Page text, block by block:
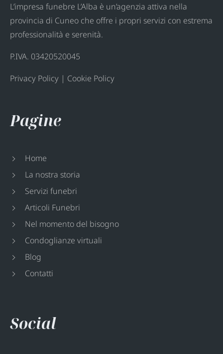
L’impresa funebre L’Alba è un’agenzia attiva nella
provincia di Cuneo che offre i propri servizi con estrema
professionalità e serenità.
P.IVA. 03420520045
Privacy Policy | Cookie Policy
Pagine
Home
La nostra storia
Servizi funebri
Articoli Funebri
Nel momento del bisogno
Condoglianze virtuali
Blog
Contatti
Social